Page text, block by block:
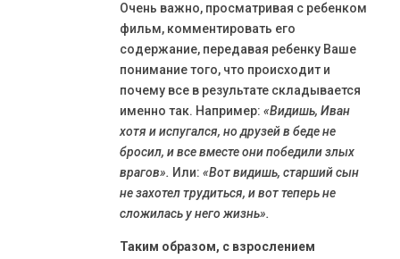
Очень важно, просматривая с ребенком
фильм, комментировать его
содержание, передавая ребенку Ваше
понимание того, что происходит и
почему все в результате складывается
именно так. Например: «Видишь, Иван
хотя и испугался, но друзей в беде не
бросил, и все вместе они победили злых
врагов». Или: «Вот видишь, старший сын
не захотел трудиться, и вот теперь не
сложилась у него жизнь».
Таким образом, с взрослением